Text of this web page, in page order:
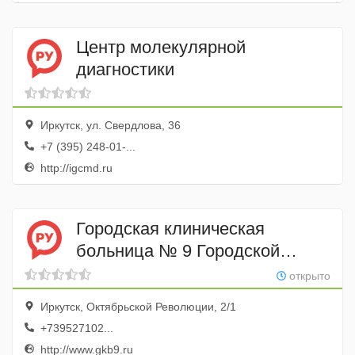
Центр молекулярной
диагностики
Иркутск, ул. Свердлова, 36
+7 (395) 248-01-...
http://igcmd.ru
Городская клиническая
больница № 9 Городской
центр профпатологии
открыто
Иркутск, Октябрьской Революции, 2/1
+739527102...
http://www.gkb9.ru